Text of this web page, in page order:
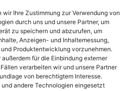
wir Ihre Zustimmung zur Verwendung von
durch uns und unsere Partner, um
zu speichern und abzurufen, um
Anzeigen- und Inhaltemessung,
Produktentwicklung vorzunehmen.
für die Einbindung externer
verarbeiten wir und unsere Partner
von berechtigtem Interesse.
andere Technologien eingesetzt